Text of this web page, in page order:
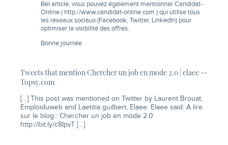
Bel article, vous pouvez également mentionner Candidat-
Online ( http://www.candidat-online.com ) qui utilise tous
les réseaux sociaux (Facebook, Twitter, LinkedIn) pour
optimiser la visibilité des offres.
Bonne journée
Tweets that mention Chercher un job en mode 2.0 | elaee --
Topsy.com
[…] This post was mentioned on Twitter by Laurent Brouat,
Emploiduweb and Laetitia guilbert, Elaee. Elaee said: A lire
sur le blog : Chercher un job en mode 2.0
http://bit.ly/c8IpvT […]